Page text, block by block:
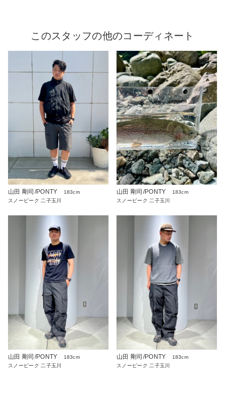
このスタッフの他のコーディネート
山田 剛司/PONTY
183cm
スノーピーク 二子玉川
山田 剛司/PONTY
183cm
スノーピーク 二子玉川
山田 剛司/PONTY
183cm
スノーピーク 二子玉川
山田 剛司/PONTY
183cm
スノーピーク 二子玉川